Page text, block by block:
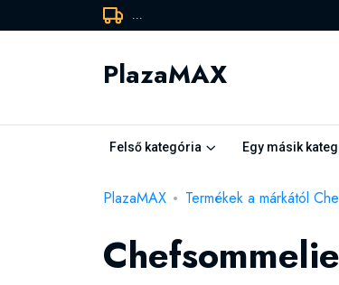
...
PlazaMAX
Felső kategória Egy másik
PlazaMAX Termékek a márkától